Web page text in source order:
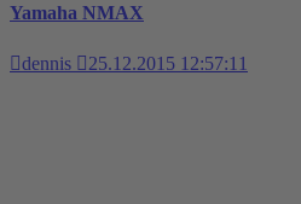
Yamaha NMAX
dennis 25.12.2015 12:57:11